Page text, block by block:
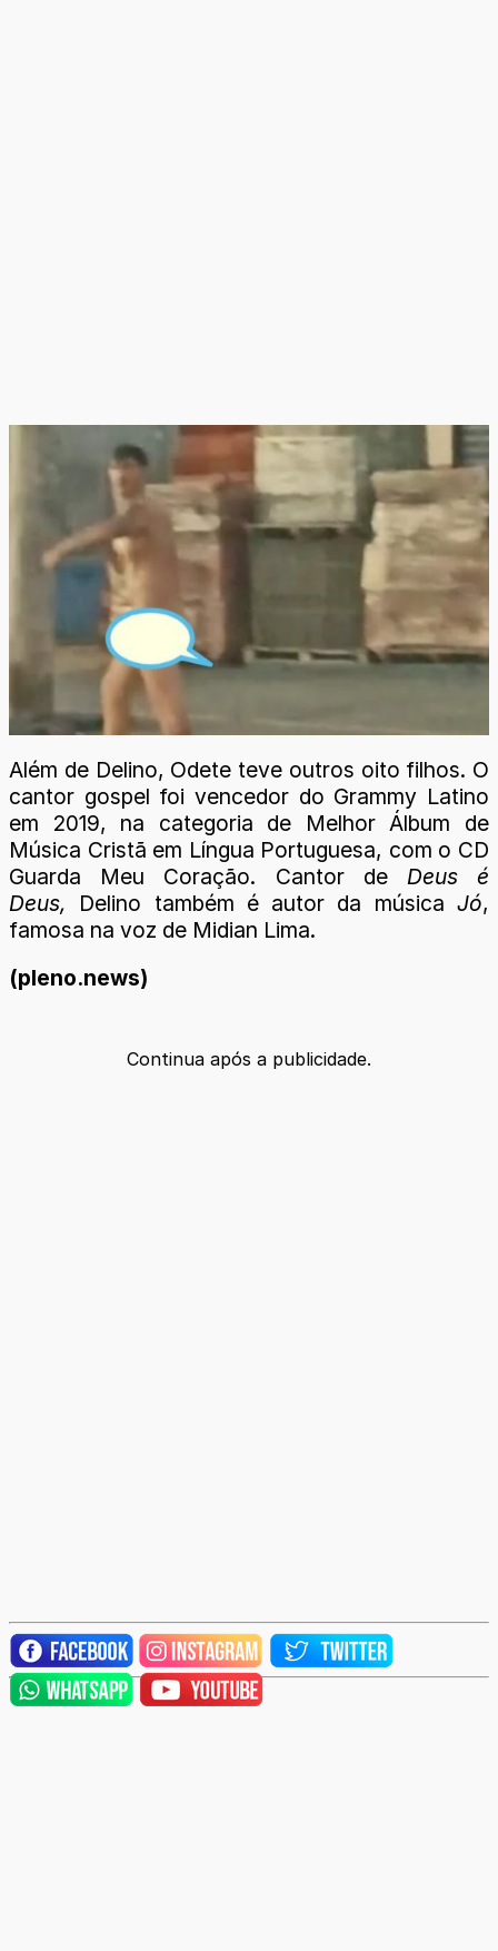
Além de Delino, Odete teve outros oito filhos. O
cantor gospel foi vencedor do Grammy Latino
em 2019, na categoria de Melhor Álbum de
Música Cristã em Língua Portuguesa, com o CD
Guarda Meu Coração. Cantor de Deus é
Deus, Delino também é autor da músicaJó,
famosa na voz de Midian Lima.
(pleno.news)
Continua após a publicidade.